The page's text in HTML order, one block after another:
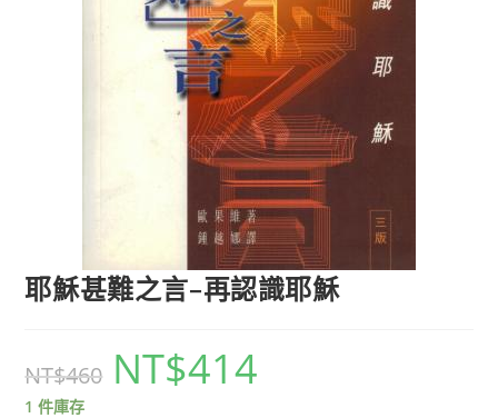
耶穌甚難之言–再認識耶穌
NT$460 NT$414
1 件庫存